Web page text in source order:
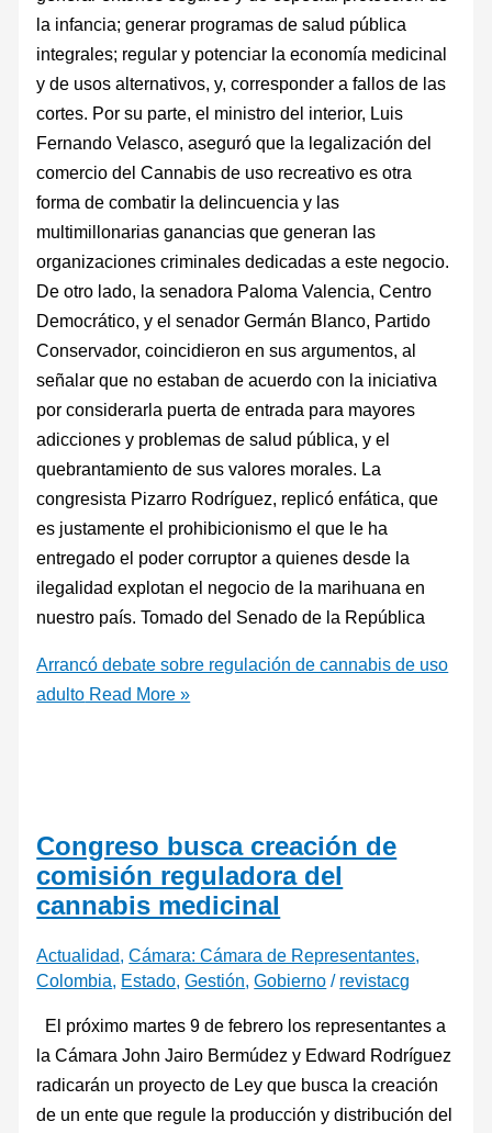
la infancia; generar programas de salud pública
integrales; regular y potenciar la economía medicinal
y de usos alternativos, y, corresponder a fallos de las
cortes. Por su parte, el ministro del interior, Luis
Fernando Velasco, aseguró que la legalización del
comercio del Cannabis de uso recreativo es otra
forma de combatir la delincuencia y las
multimillonarias ganancias que generan las
organizaciones criminales dedicadas a este negocio.
De otro lado, la senadora Paloma Valencia, Centro
Democrático, y el senador Germán Blanco, Partido
Conservador, coincidieron en sus argumentos, al
señalar que no estaban de acuerdo con la iniciativa
por considerarla puerta de entrada para mayores
adicciones y problemas de salud pública, y el
quebrantamiento de sus valores morales. La
congresista Pizarro Rodríguez, replicó enfática, que
es justamente el prohibicionismo el que le ha
entregado el poder corruptor a quienes desde la
ilegalidad explotan el negocio de la marihuana en
nuestro país. Tomado del Senado de la República
Arrancó debate sobre regulación de cannabis de uso
adulto Read More »
Congreso busca creación de
comisión reguladora del
cannabis medicinal
Actualidad,Cámara: Cámara de Representantes,
Colombia, Estado,Gestión,Gobierno / revistacg
El próximo martes 9 de febrero los representantes a
la Cámara John Jairo Bermúdez y Edward Rodríguez
radicarán un proyecto de Ley que busca la creación
de un ente que regule la producción y distribución del